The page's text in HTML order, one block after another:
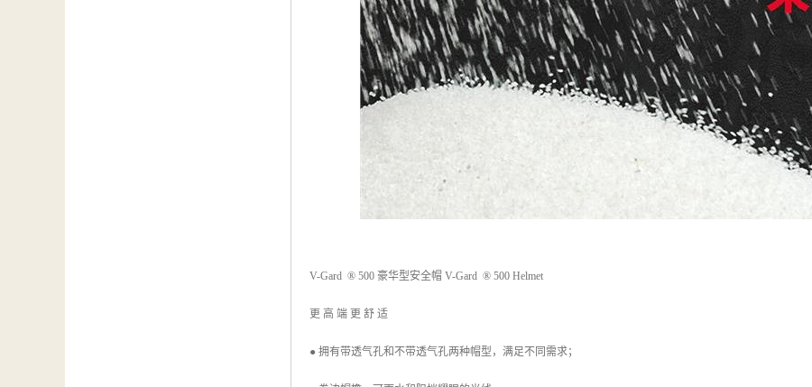
V-Gard ® 500 豪华型安全帽 V-Gard ® 500 Helmet
更 高 端 更 舒 适
● 拥有带透气孔和不带透气孔两种帽型，满足不同需求；